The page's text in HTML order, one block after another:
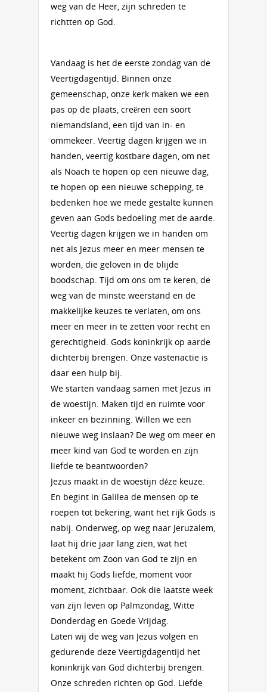
weg van de Heer, zijn schreden te
richtten op God.
Vandaag is het de eerste zondag van de
Veertigdagentijd. Binnen onze
gemeenschap, onze kerk maken we een
pas op de plaats, creëren een soort
niemandsland, een tijd van in- en
ommekeer. Veertig dagen krijgen we in
handen, veertig kostbare dagen, om net
als Noach te hopen op een nieuwe dag,
te hopen op een nieuwe schepping, te
bedenken hoe we mede gestalte kunnen
geven aan Gods bedoeling met de aarde.
Veertig dagen krijgen we in handen om
net als Jezus meer en meer mensen te
worden, die geloven in de blijde
boodschap. Tijd om ons om te keren, de
weg van de minste weerstand en de
makkelijke keuzes te verlaten, om ons
meer en meer in te zetten voor recht en
gerechtigheid. Gods koninkrijk op aarde
dichterbij brengen. Onze vastenactie is
daar een hulp bij.
We starten vandaag samen met Jezus in
de woestijn. Maken tijd en ruimte voor
inkeer en bezinning. Willen we een
nieuwe weg inslaan? De weg om meer en
meer kind van God te worden en zijn
liefde te beantwoorden?
Jezus maakt in de woestijn déze keuze.
En begint in Galilea de mensen op te
roepen tot bekering, want het rijk Gods is
nabij. Onderweg, op weg naar Jeruzalem,
laat hij drie jaar lang zien, wat het
betekent om Zoon van God te zijn en
maakt hij Gods liefde, moment voor
moment, zichtbaar. Ook die laatste week
van zijn leven op Palmzondag, Witte
Donderdag en Goede Vrijdag.
Laten wij de weg van Jezus volgen en
gedurende deze Veertigdagentijd het
koninkrijk van God dichterbij brengen.
Onze schreden richten op God. Liefde